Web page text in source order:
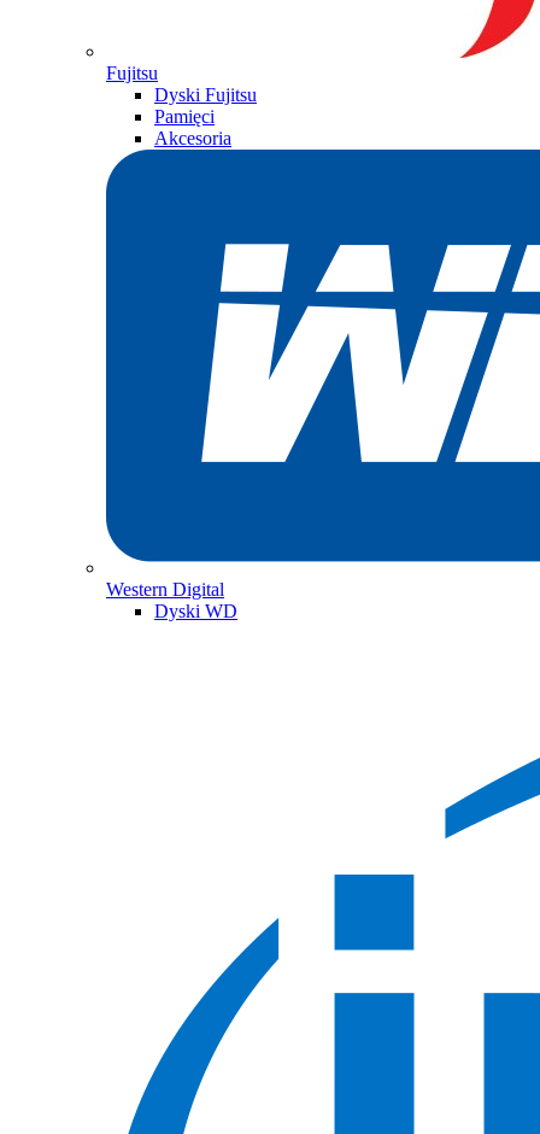
Fujitsu
Dyski Fujitsu
Pamięci
Akcesoria
Western Digital
Dyski WD